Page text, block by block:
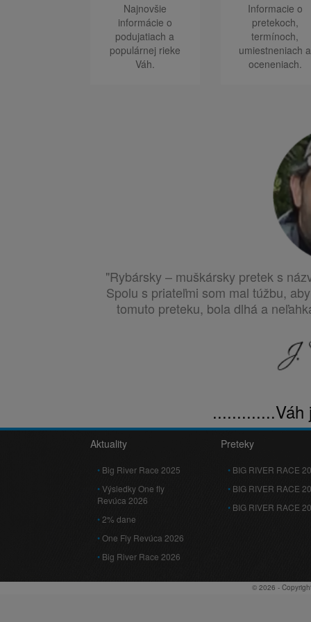
Najnovšie
informácie o
podujatiach a
populárnej rieke
Váh.
Informacie o
pretekoch,
termínoch,
umiestneniach a
oceneniach.
"Rybársky – muškársky pretek s
Spolu s priateľmi som mal túžbu,
tomuto preteku, bola dlhá a
.............Váh
Aktuality
Big River Race 2025
Výsledky One fly
Revúca 2026
2% dane
One Fly Revúca 2026
Big River Race 2026
Preteky
BIG RIVER RACE
BIG RIVER RACE
BIG RIVER RACE
© 2026 -